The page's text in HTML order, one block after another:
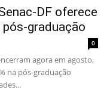
DF oferece
graduação
0
agora em agosto,
na pós-graduação